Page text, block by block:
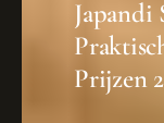
Japandi
Prijzen